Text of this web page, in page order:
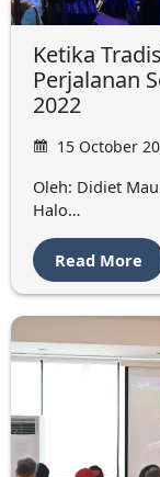
Ketika
Perjalanan
2022
15 October
Oleh: Didiet
Halo…
Read More